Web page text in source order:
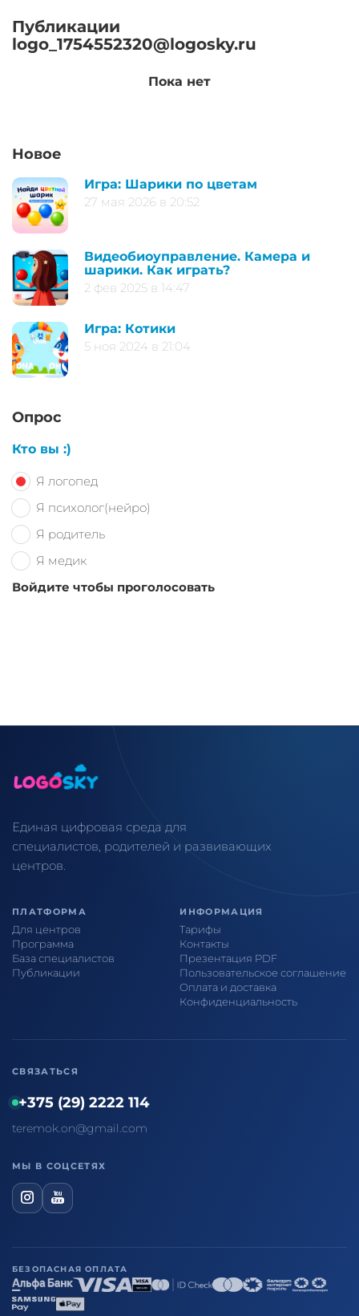
Публикации
logo_1754552320@logosky.ru
Пока нет
Новое
Игра: Шарики по цветам
27 мая 2026 в 20:52
Видеобиоуправление. Камера и
шарики. Как играть?
2 фев 2025 в 14:47
Игра: Котики
5 ноя 2024 в 21:04
Опрос
Кто вы :)
Я логопед
Я психолог(нейро)
Я родитель
Я медик
Войдите чтобы проголосовать
Единая цифровая среда для
специалистов, родителей и развивающих
центров.
ПЛАТФОРМА
Для центров
Программа
База специалистов
Публикации
ИНФОРМАЦИЯ
Тарифы
Контакты
Презентация PDF
Пользовательское соглашение
Оплата и доставка
Конфиденциальность
СВЯЗАТЬСЯ
+375 (29) 2222 114
teremok.on@gmail.com
МЫ В СОЦСЕТЯХ
БЕЗОПАСНАЯ ОПЛАТА